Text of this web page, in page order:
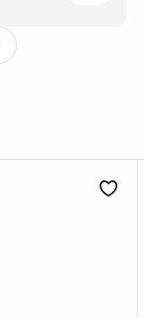
сумма кредита